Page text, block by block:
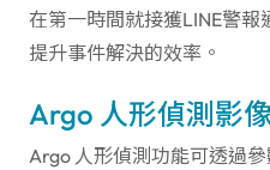
在第一時間就接獲LINE警
提升事件解決的效率。
Argo 人形偵測影
Argo 人形偵測功能可透過